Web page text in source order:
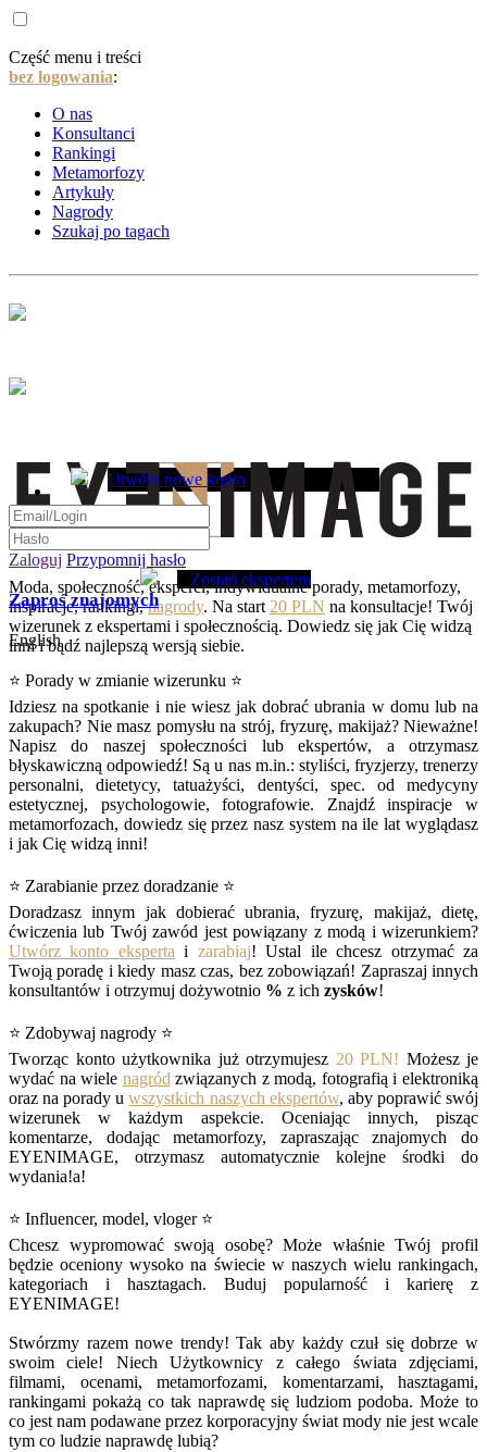
Część menu i treści
bez logowania:
O nas
Konsultanci
Rankingi
Metamorfozy
Artykuły
Nagrody
Szukaj po tagach
Moda, społeczność, eksperci, indywidualne porady, metamorfozy,
inspiracje, rankingi,nagrody. Na start 20 PLN na konsultacje! Twój
wizerunek z ekspertami i społecznością. Dowiedz się jak Cię widzą
inni i bądź najlepszą wersją siebie.
Utwórz nowe konto
Zaloguj Przypomnij hasło
Zostań ekspertem
Zaproś znajomych
English
⭐ Porady w zmianie wizerunku ⭐
Idziesz na spotkanie i nie wiesz jak dobrać ubrania w domu lub na
zakupach? Nie masz pomysłu na strój, fryzurę, makijaż? Nieważne!
Napisz do naszej społeczności lub ekspertów, a otrzymasz
błyskawiczną odpowiedź! Są u nas m.in.: styliści, fryzjerzy, trenerzy
personalni, dietetycy, tatuażyści, dentyści, spec. od medycyny
estetycznej, psychologowie, fotografowie. Znajdź inspiracje w
metamorfozach, dowiedz się przez nasz system na ile lat wyglądasz
i jak Cię widzą inni!
⭐ Zarabianie przez doradzanie ⭐
Doradzasz innym jak dobierać ubrania, fryzurę, makijaż, dietę,
ćwiczenia lub Twój zawód jest powiązany z modą i wizerunkiem?
Utwórz konto eksperta i zarabiaj! Ustal ile chcesz otrzymać za
Twoją poradę i kiedy masz czas, bez zobowiązań! Zapraszaj innych
konsultantów i otrzymuj dożywotnio % z ich zysków!
⭐ Zdobywaj nagrody ⭐
Tworząc konto użytkownika już otrzymujesz 20 PLN! Możesz je
wydać na wiele nagród związanych z modą, fotografią i elektroniką
oraz na porady uwszystkich naszych ekspertów, aby poprawić swój
wizerunek w każdym aspekcie. Oceniając innych, pisząc
komentarze, dodając metamorfozy, zapraszając znajomych do
EYENIMAGE, otrzymasz automatycznie kolejne środki do
wydania!a!
⭐ Influencer, model, vloger ⭐
Chcesz wypromować swoją osobę? Może właśnie Twój profil
będzie oceniony wysoko na świecie w naszych wielu rankingach,
kategoriach i hasztagach. Buduj popularność i karierę z
EYENIMAGE!
Stwórzmy razem nowe trendy! Tak aby każdy czuł się dobrze w
swoim ciele! Niech Użytkownicy z całego świata zdjęciami,
filmami, ocenami, metamorfozami, komentarzami, hasztagami,
rankingami pokażą co tak naprawdę się ludziom podoba. Może to
co jest nam podawane przez korporacyjny świat mody nie jest wcale
tym co ludzie naprawdę lubią?